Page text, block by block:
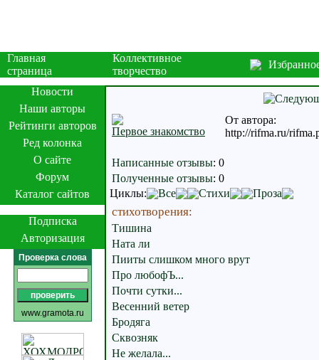
Главная
страница
Коллективное
творчество
Новости
Наши авторы
Рейтинги авторов
Ред колонка
О сайте
Форум
Каталог сайтов
Подписка
Авторизация
Проверка слова
www.gramota.ru
Первое знакомство
От автора:
http://rifma.ru/
Написанные отзывы: 0
Полученные отзывы: 0
Циклы:
Все Стихи Проза
стихотворения:
Тишина
Ната ли
Пииты слишком много врут
Про любофЪ...
Почти сутки...
Весенний ветер
Бродяга
Сквозняк
Не желала...